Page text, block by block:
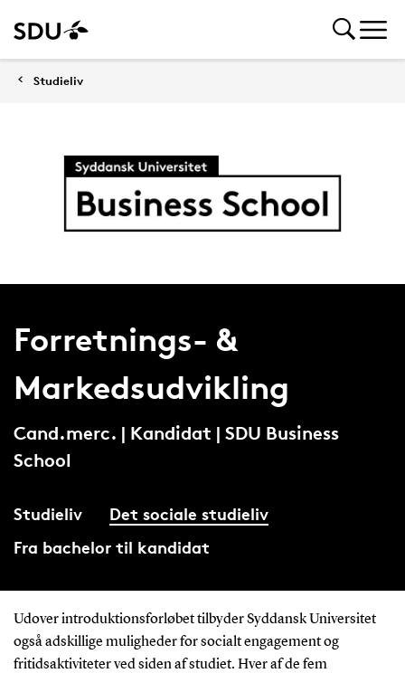
Studieliv
Forretnings- &
Markedsudvikling
Cand.merc. | Kandidat | SDU Business
School
Studieliv
Det sociale studieliv
Fra bachelor til kandidat
Udover introduktionsforløbet tilbyder Syddansk Universitet
også adskillige muligheder for socialt engagement og
fritidsaktiviteter ved siden af studiet. Hver af de fem